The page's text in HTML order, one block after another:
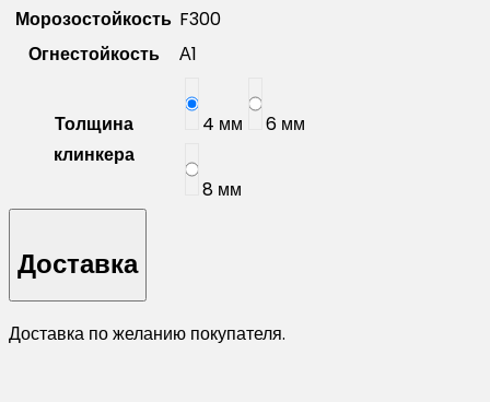
Морозостойкость F300
Огнестойкость
А1
Толщина
клинкера
4 мм 6 мм
8 мм
Доставка
Доставка по желанию покупателя.